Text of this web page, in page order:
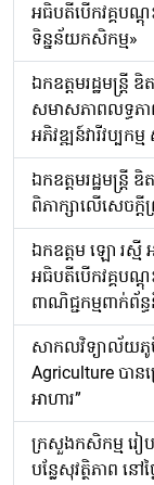
អធិបតីបើកវគ្គបណ្
ទិន្នន័យកសិកម្ម»
ឯកឧត្តមរដ្ឋមន្ត្រី
សមាសភាពលទ្ធភាព
អភិវឌ្ឍន៍វារីវប្បក
ឯកឧត្តមរដ្ឋមន្ត្រី
ពិភាក្សាលើសេចក្តី
ឯកឧត្តម ឡោ រស្មី
អធិបតីបើកវគ្គបណ្
ពាណិជ្ជកម្មពាក់ព័
សាកលវិទ្យាល័យភូមិ
Agriculture បាន
អាហារ”
ក្រសួងកសិកម្ម រៀ
បន្លែសុវត្ថិភាព នៅ